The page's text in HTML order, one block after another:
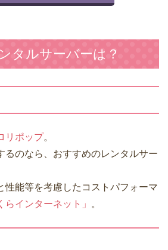
タルサーバーは？
リポップ。
るのなら、おすすめのレンタルサー
性能等を考慮したコストパフォーマ
らインターネット」 。